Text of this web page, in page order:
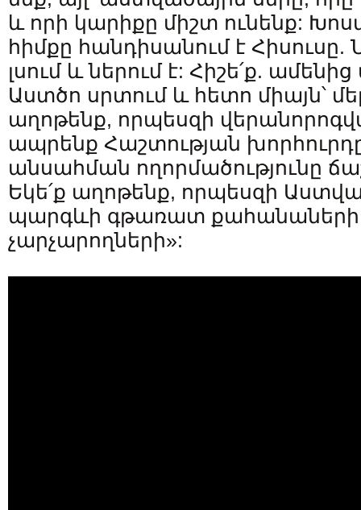
և որի կարիքը միշտ ունենք:
հիմքը հանդիսանում է Հիսուսը.
լսում և ներում է: Հիշե՛ք.
Աստծո սրտում և հետո միայն՝
աղոթենք, որպեսզի
ապրենք Հաշտության
անսահման ողորմածությունը
Եկե՛ք աղոթենք, որպեսզի
պարգևի գթառատ քահանաների,
չարչարողների»: